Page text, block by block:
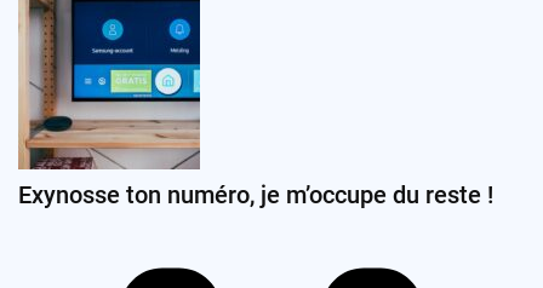
Exynosse ton numéro, je m’occupe du reste !